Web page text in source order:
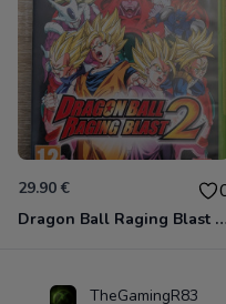
29.90 €
Dragon Ball Raging Blast 2 Xbox 360
TheGamingR83